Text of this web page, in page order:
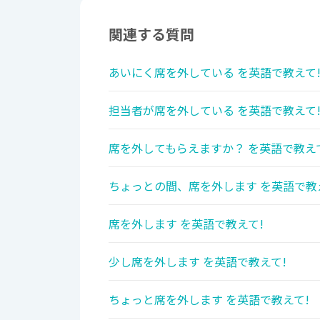
関連する質問
あいにく席を外している を英語で教えて!
担当者が席を外している を英語で教えて!
席を外してもらえますか？ を英語で教え
ちょっとの間、席を外します を英語で
席を外します を英語で教えて!
少し席を外します を英語で教えて!
ちょっと席を外します を英語で教えて!